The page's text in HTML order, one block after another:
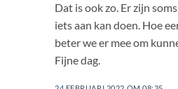
Dat is ook zo. Er zijn
iets aan kan doen. Hoe
beter we er mee om
Fijne dag.